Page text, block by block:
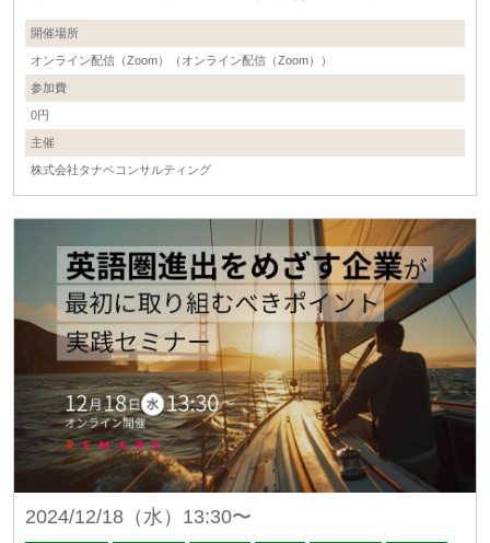
開催場所
オンライン配信（Zoom）（オンライン配信（Zoom））
参加費
0円
主催
株式会社タナベコンサルティング
2024/12/18（水）13:30〜